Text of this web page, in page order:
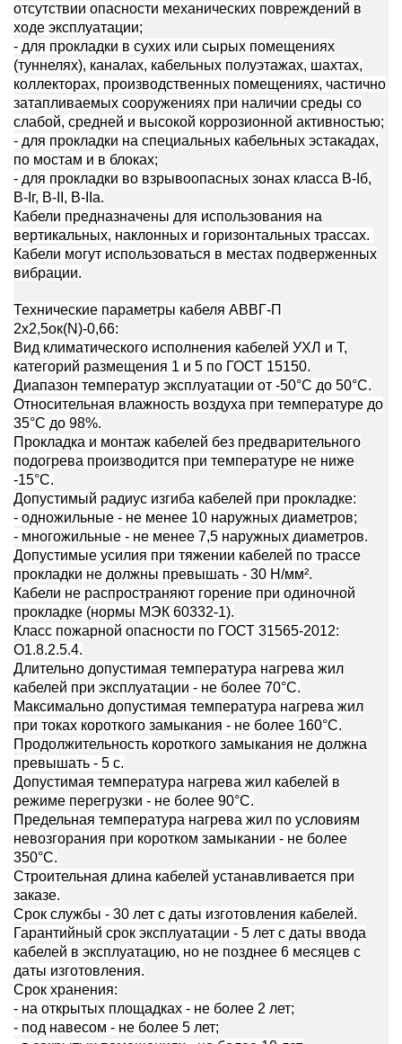
отсутствии опасности механических повреждений в
ходе эксплуатации;
- для прокладки в сухих или сырых помещениях
(туннелях), каналах, кабельных полуэтажах, шахтах,
коллекторах, производственных помещениях, частично
затапливаемых сооружениях при наличии среды со
слабой, средней и высокой коррозионной активностью;
- для прокладки на специальных кабельных эстакадах,
по мостам и в блоках;
- для прокладки во взрывоопасных зонах класса B-Iб,
B-Iг, В-II, В-IIа.
Кабели предназначены для использования на
вертикальных, наклонных и горизонтальных трассах.
Кабели могут использоваться в местах подверженных
вибрации.
Технические параметры кабеля АВВГ-П
2х2,5ок(N)-0,66:
Вид климатического исполнения кабелей УХЛ и Т,
категорий размещения 1 и 5 по ГОСТ 15150.
Диапазон температур эксплуатации от -50°С до 50°С.
Относительная влажность воздуха при температуре до
35°С до 98%.
Прокладка и монтаж кабелей без предварительного
подогрева производится при температуре не ниже
-15°С.
Допустимый радиус изгиба кабелей при прокладке:
- одножильные - не менее 10 наружных диаметров;
- многожильные - не менее 7,5 наружных диаметров.
Допустимые усилия при тяжении кабелей по трассе
прокладки не должны превышать - 30 Н/мм².
Кабели не распространяют горение при одиночной
прокладке (нормы МЭК 60332-1).
Класс пожарной опасности по ГОСТ 31565-2012:
О1.8.2.5.4.
Длительно допустимая температура нагрева жил
кабелей при эксплуатации - не более 70°С.
Максимально допустимая температура нагрева жил
при токах короткого замыкания - не более 160°С.
Продолжительность короткого замыкания не должна
превышать - 5 с.
Допустимая температура нагрева жил кабелей в
режиме перегрузки - не более 90°С.
Предельная температура нагрева жил по условиям
невозгорания при коротком замыкании - не более
350°С.
Строительная длина кабелей устанавливается при
заказе.
Срок службы - 30 лет с даты изготовления кабелей.
Гарантийный срок эксплуатации - 5 лет с даты ввода
кабелей в эксплуатацию, но не позднее 6 месяцев с
даты изготовления.
Срок хранения:
- на открытых площадках - не более 2 лет;
- под навесом - не более 5 лет;